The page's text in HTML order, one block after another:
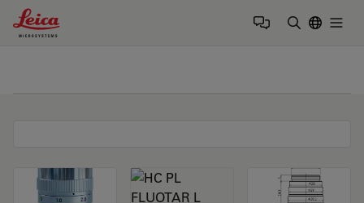
Leica Microsystems Logo